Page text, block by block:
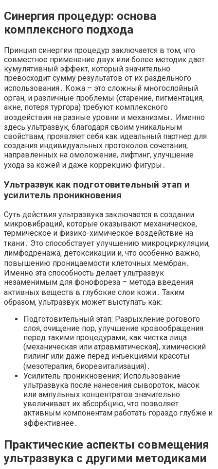
Синергия процедур: основа
комплексного подхода
Принцип синергии процедур заключается в том, что
совместное применение двух или более методик дает
кумулятивный эффект, который значительно
превосходит сумму результатов от их раздельного
использования․ Кожа – это сложный многослойный
орган, и различные проблемы (старение, пигментация,
акне, потеря тургора) требуют комплексного
воздействия на разные уровни и механизмы․ Именно
здесь ультразвук, благодаря своим уникальным
свойствам, проявляет себя как идеальный партнер для
создания индивидуальных протоколов сочетания,
направленных на омоложение, лифтинг, улучшение
ухода за кожей и даже коррекцию фигуры․
Ультразвук как подготовительный этап и
усилитель проникновения
Суть действия ультразвука заключается в создании
микровибраций, которые оказывают механическое,
термическое и физико-химическое воздействие на
ткани․ Это способствует улучшению микроциркуляции,
лимфодренажа, детоксикации и, что особенно важно,
повышению проницаемости клеточных мембран․
Именно эта способность делает ультразвук
незаменимым для фонофореза – метода введения
активных веществ в глубокие слои кожи․ Таким
образом, ультразвук может выступать как:
Подготовительный этап: Разрыхление рогового
слоя, очищение пор, улучшение кровообращения
перед такими процедурами, как чистка лица
(механическая или атравматическая), химический
пилинг или даже перед инъекциями красоты
(мезотерапия, биоревитализация)․
Усилитель проникновения: Использование
ультразвука после нанесения сывороток, масок
или ампульных концентратов значительно
увеличивает их абсорбцию, что позволяет
активным компонентам работать гораздо глубже и
эффективнее․
Практические аспекты совмещения
ультразвука с другими методиками